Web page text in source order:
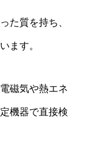
た質を持ち、
ます。
磁気や熱エネ
機器で直接検